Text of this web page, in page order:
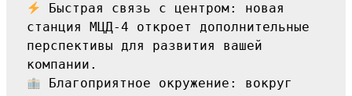
Быстрая связь с центром: новая
станция МЦД-4 откроет дополнительные
перспективы для развития вашей
компании.
Благоприятное окружение: вокруг